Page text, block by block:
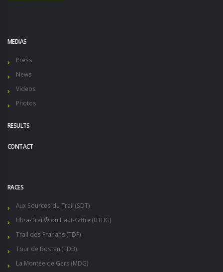
MEDIAS
Press
News
Videos
Photos
RESULTS
CONTACT
RACES
Aux Sources du Trail (SDT)
Ultra-Trail® du Haut-Giffre (UTHG)
Trail des Frahans (TDF)
Tour de Bostan (TDB)
La Montée de Gers (MDG)